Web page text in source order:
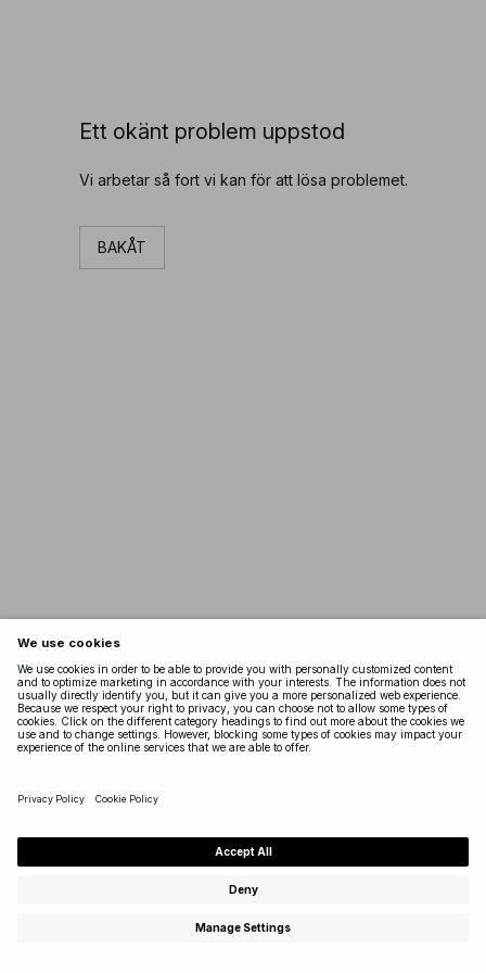
Ett okänt problem uppstod
Vi arbetar så fort vi kan för att lösa problemet.
BAKÅT